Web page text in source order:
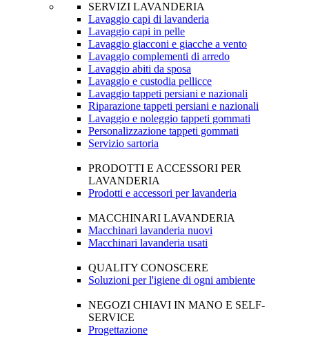
SERVIZI LAVANDERIA
Lavaggio capi di lavanderia
Lavaggio capi in pelle
Lavaggio giacconi e giacche a vento
Lavaggio complementi di arredo
Lavaggio abiti da sposa
Lavaggio e custodia pellicce
Lavaggio tappeti persiani e nazionali
Riparazione tappeti persiani e nazionali
Lavaggio e noleggio tappeti gommati
Personalizzazione tappeti gommati
Servizio sartoria
PRODOTTI E ACCESSORI PER
LAVANDERIA
Prodotti e accessori per lavanderia
MACCHINARI LAVANDERIA
Macchinari lavanderia nuovi
Macchinari lavanderia usati
QUALITY CONOSCERE
Soluzioni per l'igiene di ogni ambiente
NEGOZI CHIAVI IN MANO E SELF-
SERVICE
Progettazione